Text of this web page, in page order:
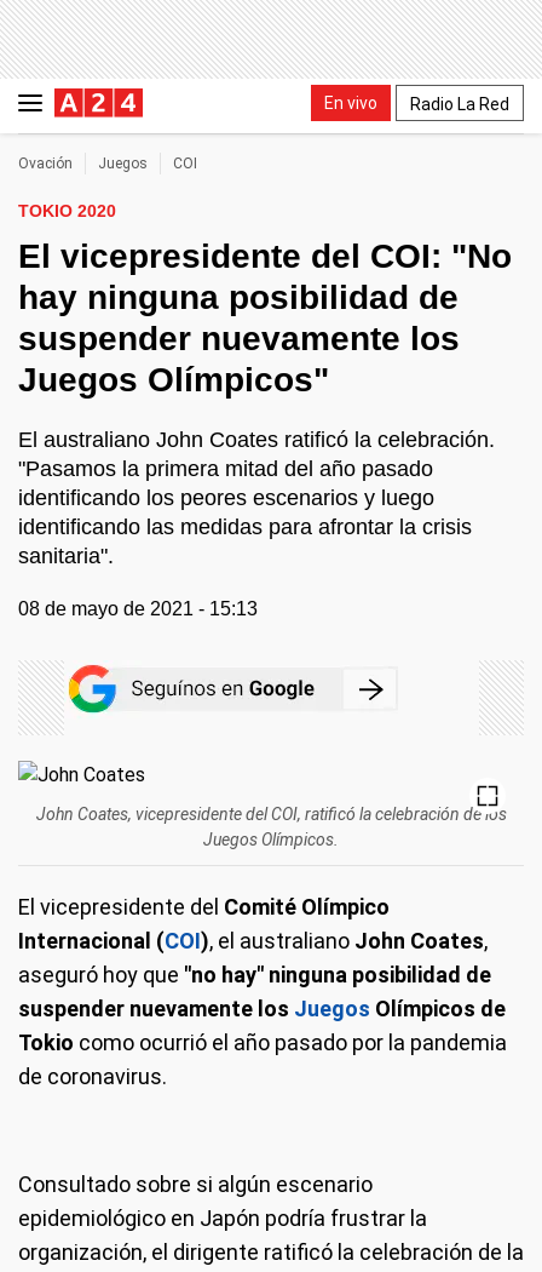
En vivo Radio La Red
Ovación Juegos COI
TOKIO 2020
El vicepresidente del COI: "No
hay ninguna posibilidad de
suspender nuevamente los
Juegos Olímpicos"
El australiano John Coates ratificó la celebración.
"Pasamos la primera mitad del año pasado
identificando los peores escenarios y luego
identificando las medidas para afrontar la crisis
sanitaria".
08 de mayo de 2021 - 15:13
John Coates, vicepresidente del COI, ratificó la celebración de los
Juegos Olímpicos.
El vicepresidente del Comité Olímpico
Internacional (COI), el australiano John Coates,
aseguró hoy que "no hay" ninguna posibilidad de
suspender nuevamente los Juegos Olímpicos de
Tokio como ocurrió el año pasado por la pandemia
de coronavirus.
Consultado sobre si algún escenario
epidemiológico en Japón podría frustrar la
organización, el dirigente ratificó la celebración de la